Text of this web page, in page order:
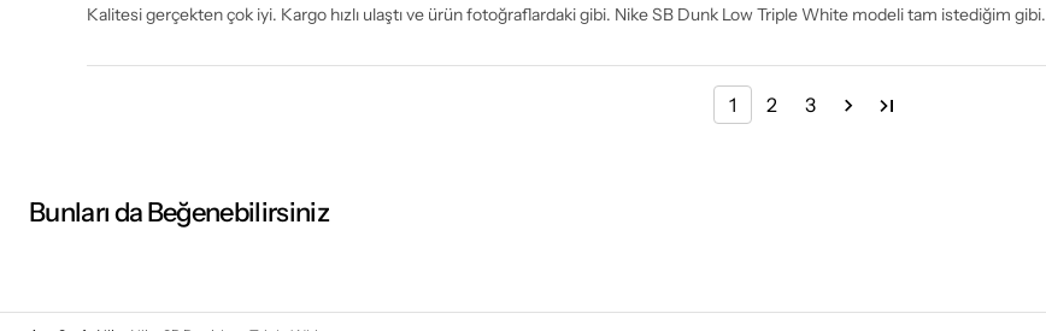
Kalitesi gerçekten çok iyi. Kargo hızlı ulaştı ve ürün fotoğraflardaki gibi. Nike SB Dunk Low Triple White modeli tam istediğim gibi.
1 2 3
Bunları da Beğenebilirsiniz